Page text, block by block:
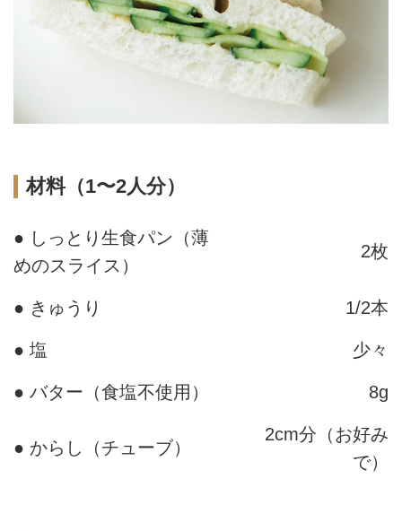
材料（1〜2人分）
● しっとり生食パン（薄
めのスライス）
2枚
● きゅうり 1/2本
● 塩 少々
● バター（食塩不使用） 8g
● からし（チューブ）
2cm分（お好み
で）